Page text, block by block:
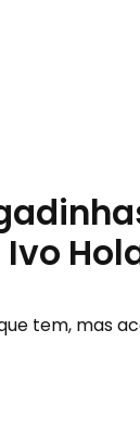
tem, mas